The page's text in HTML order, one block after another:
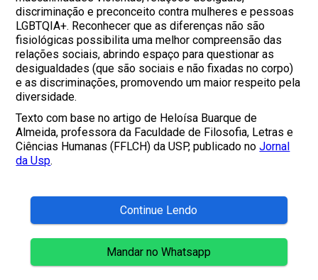
discriminação e preconceito contra mulheres e pessoas
LGBTQIA+. Reconhecer que as diferenças não são
fisiológicas possibilita uma melhor compreensão das
relações sociais, abrindo espaço para questionar as
desigualdades (que são sociais e não fixadas no corpo)
e as discriminações, promovendo um maior respeito pela
diversidade.
Texto com base no artigo de Heloísa Buarque de
Almeida, professora da Faculdade de Filosofia, Letras e
Ciências Humanas (FFLCH) da USP, publicado noJornal
da Usp.
Continue Lendo
Mandar no Whatsapp